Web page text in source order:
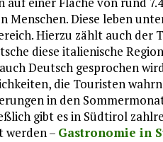
Menschen. Diese leben
Hierzu zählt auch der
diese italienische
Deutsch gesprochen
die Touristen
in den
gibt es in Südtirol
werden – Gastronomie in